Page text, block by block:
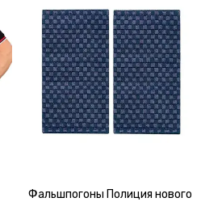
Фальшпогоны Полиция нового